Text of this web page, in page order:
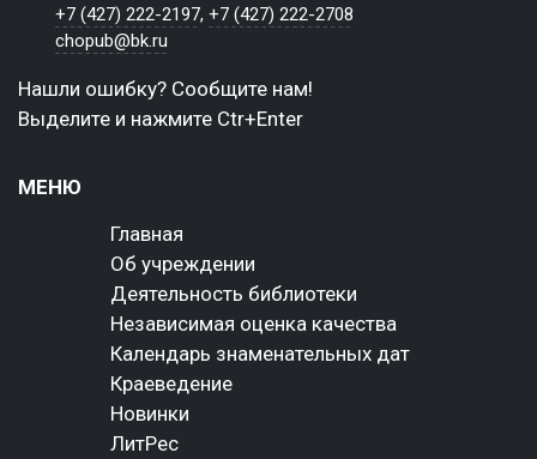
+7 (427) 222-2197,+7 (427) 222-2708
chopub@bk.ru
Нашли ошибку? Сообщите нам!
Выделите и нажмите Ctr+Enter
МЕНЮ
Главная
Об учреждении
Деятельность библиотеки
Независимая оценка качества
Календарь знаменательных дат
Краеведение
Новинки
ЛитРес